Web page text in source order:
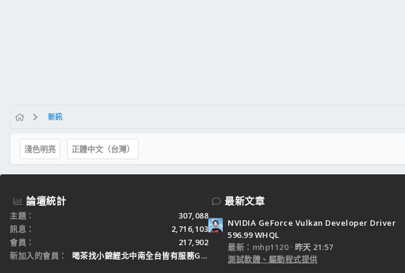
新訊
淺色明亮 正體中文（台灣）
論壇統計
主題
307,088
訊息
2,716,103
會員
217,902
新加入的會員
喝茶找小錦鯉北中南全台皆有服務Gleezy：tw3
最新文章
NVIDIA GeForce Vulkan Developer Driver
596.99 WHQL
最新：mhp1120
昨天 21:57
測試軟體、驅動程式提供